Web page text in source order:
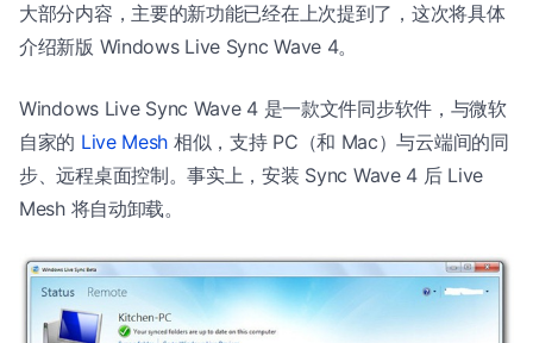
大部分内容，主要的新功能已经在上次提到了，这次将具体
介绍新版 Windows Live Sync Wave 4。
Windows Live Sync Wave 4 是一款文件同步软件，与微软
自家的 Live Mesh 相似，支持 PC（和 Mac）与云端间的同
步、远程桌面控制。事实上，安装 Sync Wave 4 后 Live
Mesh 将自动卸载。